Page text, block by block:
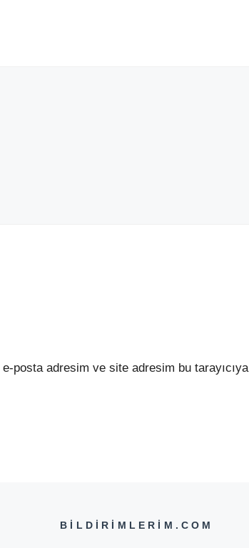
posta adresim ve site adresim bu tarayıcıya
BILDIRIMLERIM.COM